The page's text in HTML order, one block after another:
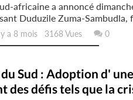
africaine a annoncé
Duduzile Zuma-Sambudla,
a 8 mois 3168 Vues 0
Sud : Adoption d'
des défis tels que la